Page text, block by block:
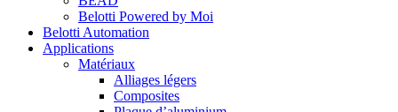
Belotti Powered by Moi
Belotti Automation
Applications
Matériaux
Alliages légers
Composites